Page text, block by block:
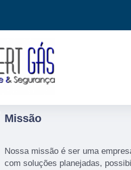
Missão
Nossa missão é ser uma
com soluções planejadas,